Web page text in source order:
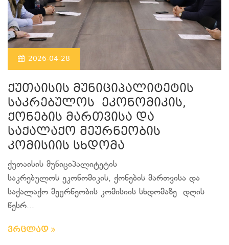
2026-04-28
ქუთაისის მუნიციპალიტეტის
საკრებულოს ეკონომიკის,
ქონების მართვისა და
საქალაქო მეურნეობის
კომისიის სხდომა
ქუთაისის მუნიციპალიტეტის
საკრებულოს ეკონომიკის, ქონების მართვისა და
საქალაქო მეურნეობის კომისიის სხდომაზე დღის
წესრ...
ვრცლად